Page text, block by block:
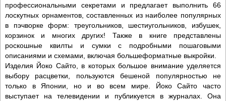
профессиональными секретами и предлагает выполнить 66
лоскутных орнаментов, составленных из наиболее популярных
в пэчворке форм: треугольников, шестиугольников, избушек,
корзинок и многих других! Также в книге представлены
роскошные квилты и сумки с подробными пошаговыми
описаниями и схемами, включая большеформатные выкройки.
Изделия Йоко Сайто, в которых большое внимание уделяется
выбору расцветки, пользуются бешеной популярностью не
только в Японии, но и во всем мире. Йоко Сайто часто
выступает на телевидении и публикуется в журналах. Она